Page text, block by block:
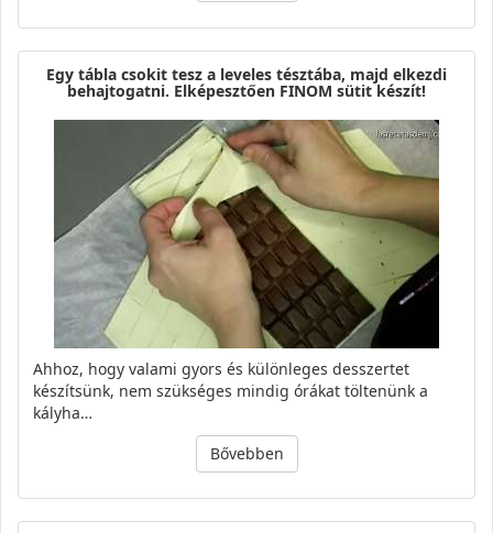
Egy tábla csokit tesz a leveles tésztába, majd elkezdi
behajtogatni. Elképesztően FINOM sütit készít!
Ahhoz, hogy valami gyors és különleges desszertet
készítsünk, nem szükséges mindig órákat töltenünk a
kályha…
Bővebben